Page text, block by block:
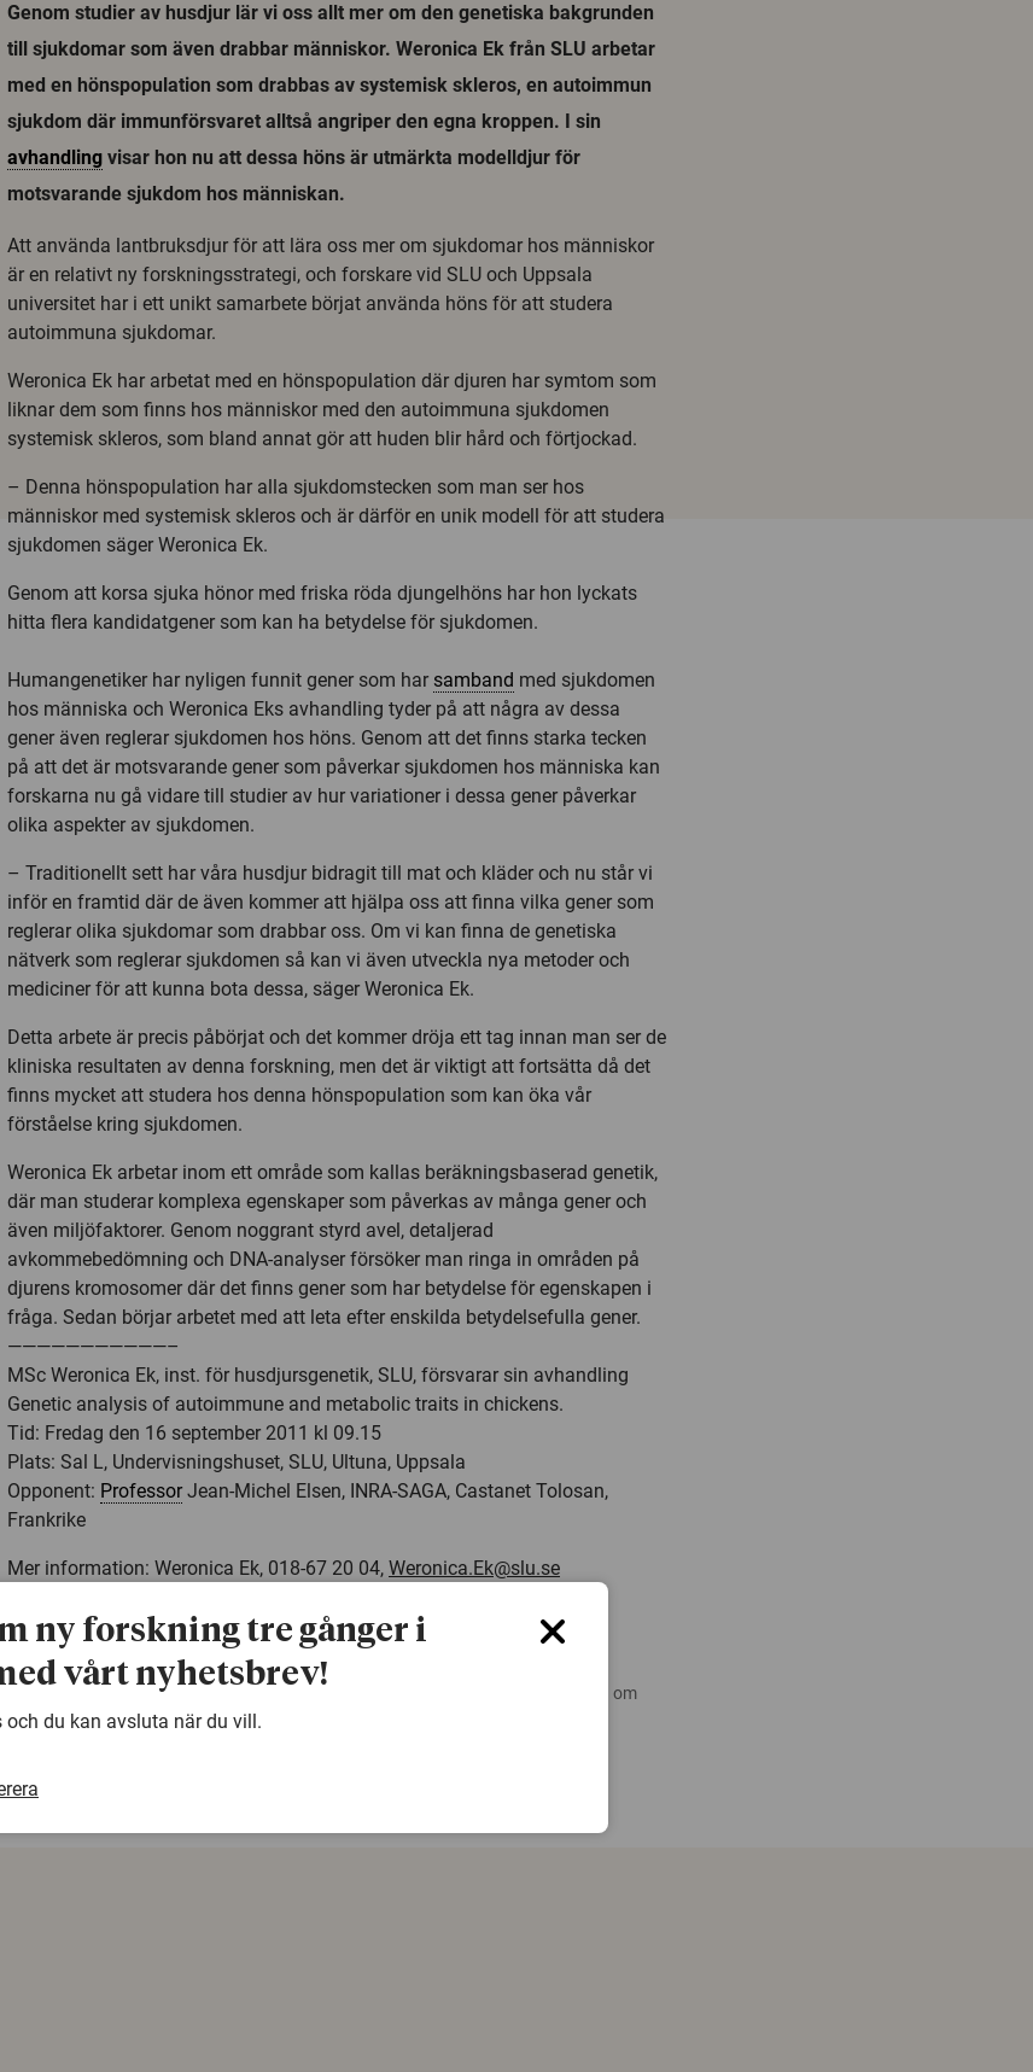
Genom studier av husdjur lär vi oss allt mer om den genetiska bakgrunden
till sjukdomar som även drabbar människor. Weronica Ek från SLU arbetar
med en hönspopulation som drabbas av systemisk skleros, en autoimmun
sjukdom där immunförsvaret alltså angriper den egna kroppen. I sin
avhandling visar hon nu att dessa höns är utmärkta modelldjur för
motsvarande sjukdom hos människan.
Att använda lantbruksdjur för att lära oss mer om sjukdomar hos människor
är en relativt ny forskningsstrategi, och forskare vid SLU och Uppsala
universitet har i ett unikt samarbete börjat använda höns för att studera
autoimmuna sjukdomar.
Weronica Ek har arbetat med en hönspopulation där djuren har symtom som
liknar dem som finns hos människor med den autoimmuna sjukdomen
systemisk skleros, som bland annat gör att huden blir hård och förtjockad.
– Denna hönspopulation har alla sjukdomstecken som man ser hos
människor med systemisk skleros och är därför en unik modell för att studera
sjukdomen säger Weronica Ek.
Genom att korsa sjuka hönor med friska röda djungelhöns har hon lyckats
hitta flera kandidatgener som kan ha betydelse för sjukdomen.
Humangenetiker har nyligen funnit gener som har samband med sjukdomen
hos människa och Weronica Eks avhandling tyder på att några av dessa
gener även reglerar sjukdomen hos höns. Genom att det finns starka tecken
på att det är motsvarande gener som påverkar sjukdomen hos människa kan
forskarna nu gå vidare till studier av hur variationer i dessa gener påverkar
olika aspekter av sjukdomen.
– Traditionellt sett har våra husdjur bidragit till mat och kläder och nu står vi
inför en framtid där de även kommer att hjälpa oss att finna vilka gener som
reglerar olika sjukdomar som drabbar oss. Om vi kan finna de genetiska
nätverk som reglerar sjukdomen så kan vi även utveckla nya metoder och
mediciner för att kunna bota dessa, säger Weronica Ek.
Detta arbete är precis påbörjat och det kommer dröja ett tag innan man ser de
kliniska resultaten av denna forskning, men det är viktigt att fortsätta då det
finns mycket att studera hos denna hönspopulation som kan öka vår
förståelse kring sjukdomen.
Weronica Ek arbetar inom ett område som kallas beräkningsbaserad genetik,
där man studerar komplexa egenskaper som påverkas av många gener och
även miljöfaktorer. Genom noggrant styrd avel, detaljerad
avkommebedömning och DNA-analyser försöker man ringa in områden på
djurens kromosomer där det finns gener som har betydelse för egenskapen i
fråga. Sedan börjar arbetet med att leta efter enskilda betydelsefulla gener.
———————————–
MSc Weronica Ek, inst. för husdjursgenetik, SLU, försvarar sin avhandling
Genetic analysis of autoimmune and metabolic traits in chickens.
Tid: Fredag den 16 september 2011 kl 09.15
Plats: Sal L, Undervisningshuset, SLU, Ultuna, Uppsala
Opponent: ProfessorJean-Michel Elsen, INRA-SAGA, Castanet Tolosan,
Frankrike
Mer information: Weronica Ek, 018-67 20 04, Weronica.Ek@slu.se
warning Denna artikel är några år gammal och det kan finnas nyare forskning om
samma ämne. Använd gärna vår sökfunktion!
ny forskning tre gånger i
vårt nyhetsbrev!
och du kan avsluta när du vill.